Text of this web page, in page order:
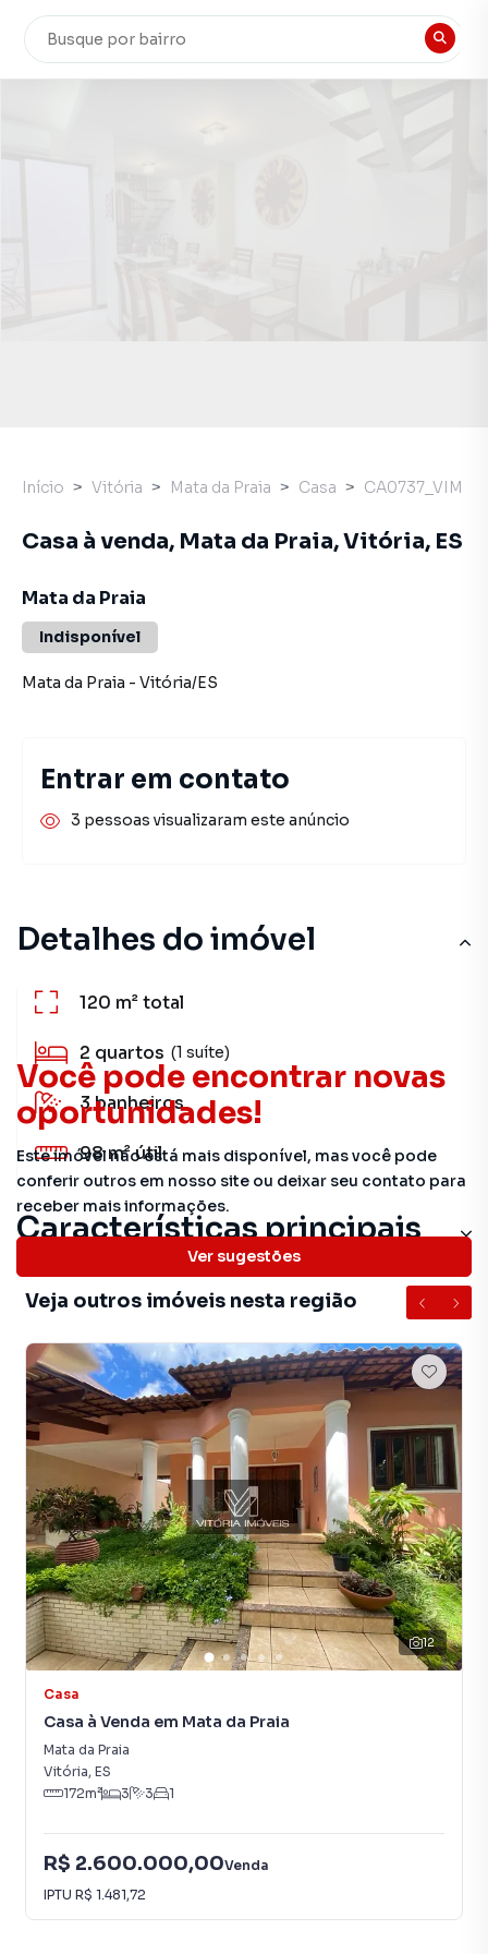
Você pode encontrar novas
oportunidades!
Este imóvel não está mais disponível, mas você pode
conferir outros em nosso site ou deixar seu contato para
receber mais informações.
Ver sugestões
Detalhes do imóvel
120 m²total
2 quartos (1 suíte)
3banheiros
98 m²útil
Características principais
Veja outros imóveis nesta região
12
Casa
Casa à Venda em Mata da Praia
Mata da Praia
Vitória, ES
172m² 3 3 1
R$ 2.600.000,00Venda
IPTU R$ 1.481,72
Início Vitória Mata da Praia Casa CA0737_VIM
Casa à venda, Mata da Praia, Vitória, ES
Mata da Praia
Indisponível
Mata da Praia - Vitória/ES
Entrar em contato
3 pessoas visualizaram este anúncio